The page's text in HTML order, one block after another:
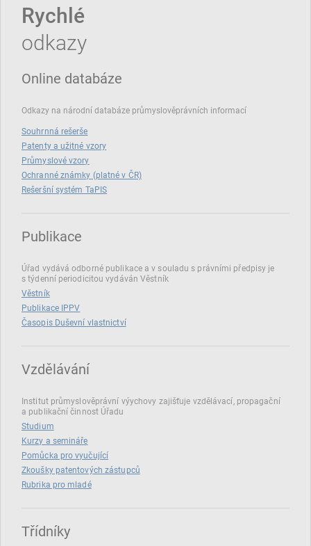
Rychlé
odkazy
Online databáze
Odkazy na národní databáze průmyslověprávních informací
Souhrnná rešerše
Patenty a užitné vzory
Průmyslové vzory
Ochranné známky (platné v ČR)
Rešeršní systém TaPIS
Publikace
Úřad vydává odborné publikace a v souladu s právními předpisy je
s týdenní periodicitou vydáván Věstník
Věstník
Publikace IPPV
Časopis Duševní vlastnictví
Vzdělávání
Institut průmyslověprávní výychovy zajišťuje vzdělávací, propagační
a publikační činnost Úřadu
Studium
Kurzy a semináře
Pomůcka pro vyučující
Zkoušky patentových zástupců
Rubrika pro mladé
Třídníky